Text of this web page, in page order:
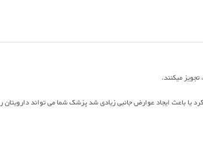
میکنند.
یا باعث ایجاد عوارض جانبی زیادی شد پزشک شما می تواند دارویتان